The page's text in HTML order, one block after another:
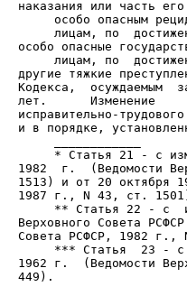
лицам, по
лицам, по
другие тяжкие
Кодекса,  осуждаемым
лет.      Изменение
исправительно-
* Статья 21 - с
1982  г.  (Ведомости
1513) и от 20 октября
** Статья 22 - с
Верховного Совета
*** Статья  23 -
1962 г.  (Ведомости
449).